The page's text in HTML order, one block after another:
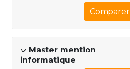
Comparer
Master mention
informatique